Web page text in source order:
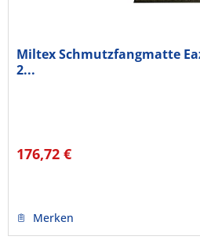
Miltex Schmutzfangmatte
2...
176,72 €
Merken